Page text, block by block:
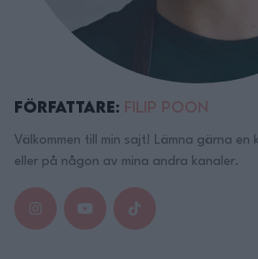
Författare: Filip Poon
Välkommen till min sajt! Lämna gärna en
eller på någon av mina andra kanaler.